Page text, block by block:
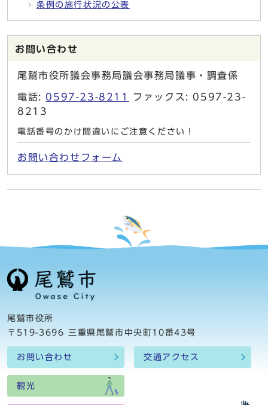
条例の施行状況の公表
お問い合わせ
尾鷲市役所議会事務局議会事務局議事・調査係
電話: 0597-23-8211
ファックス: 0597-23-
8213
電話番号のかけ間違いにご注意ください！
お問い合わせフォーム
尾鷲市役所
〒519-3696 三重県尾鷲市中央町10番43号
お問い合わせ 交通アクセス
観光